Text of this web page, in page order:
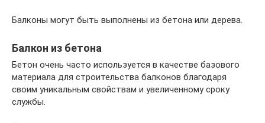
Балконы могут быть выполнены из бетона или дерева.
Балкон из бетона
Бетон очень часто используется в качестве базового
материала для строительства балконов благодаря
своим уникальным свойствам и увеличенному сроку
службы.